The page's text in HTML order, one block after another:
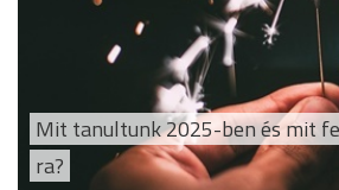
Mit tanultunk 2025-ben és mit
ra?